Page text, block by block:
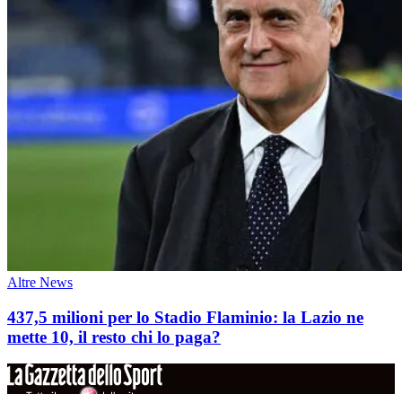
Altre News
437,5 milioni per lo Stadio Flaminio: la Lazio ne
mette 10, il resto chi lo paga?